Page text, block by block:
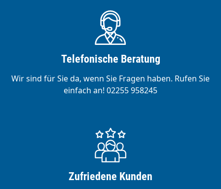
Telefonische Beratung
Wir sind für Sie da, wenn Sie Fragen haben. Rufen Sie
einfach an! 02255 958245
Zufriedene Kunden